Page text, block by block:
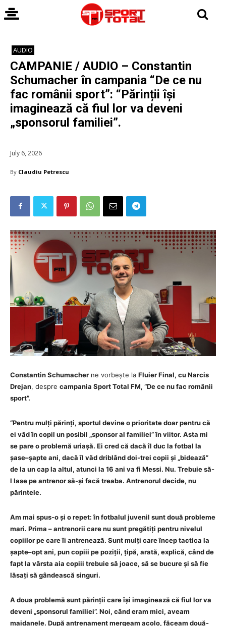
AUDIO
CAMPANIE / AUDIO – Constantin
Schumacher în campania “De ce nu
fac românii sport”: “Părinții își
imaginează că fiul lor va deveni
„sponsorul familiei”.
July 6, 2026
By Claudiu Petrescu
Constantin Schumacher ne vorbește la Fluier Final, cu Narcis
Drejan, despre campania Sport Total FM, “De ce nu fac românii
sport”.
“Pentru mulți părinți, sportul devine o prioritate doar pentru că
ei văd în copil un posibil „sponsor al familiei” în viitor. Asta mi
se pare o problemă uriașă. Ei cred că dacă îl duc la fotbal la
șase–șapte ani, dacă îl văd driblând doi-trei copii și „bidează”
de la un cap la altul, atunci la 16 ani va fi Messi. Nu. Trebuie să-
l lase pe antrenor să-și facă treaba. Antrenorul decide, nu
părintele.
Am mai spus-o și o repet: în fotbalul juvenil sunt două probleme
mari. Prima – antrenorii care nu sunt pregătiți pentru nivelul
copiilor pe care îi antrenează. Sunt mulți care încep tactica la
șapte–opt ani, pun copiii pe poziții, țipă, arată, explică, când de
fapt la vârsta aia copiii trebuie să joace, să se bucure și să fie
lăsați să gândească singuri.
A doua problemă sunt părinții care își imaginează că fiul lor va
deveni „sponsorul familiei”. Noi, când eram mici, aveam
maidanele. După antrenament mergeam acolo, făceam două-